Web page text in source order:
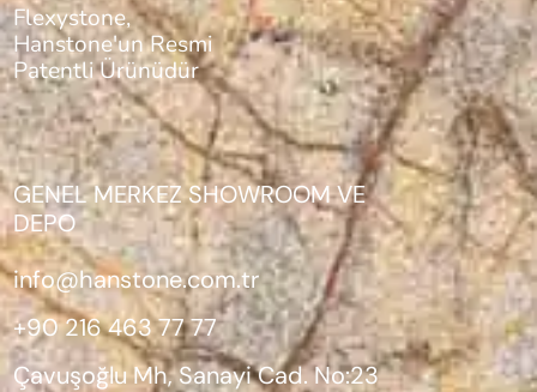
Flexystone,
Hanstone'un Resmi
Patentli Ürünüdür
GENEL MERKEZ SHOWROOM VE
DEPO
info@hanstone.com.tr
+90 216 463 77 77
Çavuşoğlu Mh, Sanayi Cad. No:23